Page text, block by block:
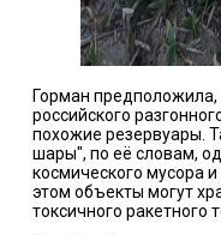
Горман
российского
похожие резервуары.
шары", по её словам,
космического мусора
этом объекты могут
токсичного ракетного